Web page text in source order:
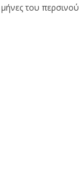
του